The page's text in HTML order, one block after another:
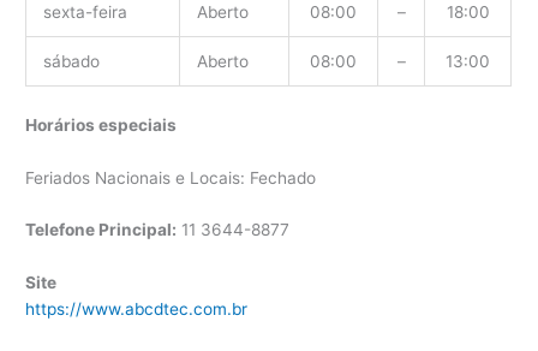
sexta-feira Aberto 08:00 – 18:00
sábado Aberto 08:00 – 13:00
Horários especiais
Feriados Nacionais e Locais: Fechado
Telefone Principal: 11 3644-8877
Site
https://www.abcdtec.com.br